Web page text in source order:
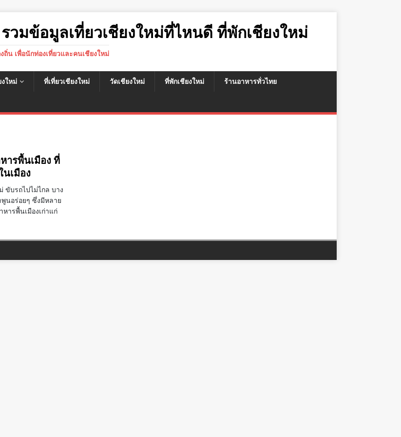
วมข้อมูลเที่ยวเชียงใหม่ที่ไหนดี ที่พักเชียงใหม่
น เพื่อนักท่องเที่ยวและคนเชียงใหม่
ใหม่ ที่เที่ยวเชียงใหม่ วัดเชียงใหม่ ที่พักเชียงใหม่ ร้านอาหารทั่วไทย
ารพื้นเมือง ที่
เมือง
ขับรถไปไม่ไกล บาง
นอร่อยๆ ซึ่งมีหลาย
ารพื้นเมืองเก่าแก่